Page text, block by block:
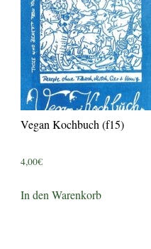
Vegan Kochbuch (f15)
4,00€
In den Warenkorb